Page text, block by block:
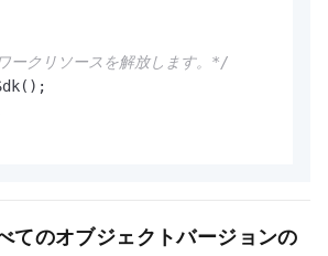
ークリソースを解放します。*/
てのオブジェクトバージョンの